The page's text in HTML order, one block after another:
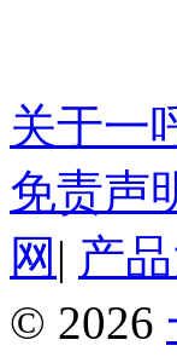
关于一
免责声
网 | 产
© 2026